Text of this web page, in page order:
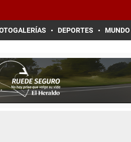
DEPORTES MUNDO